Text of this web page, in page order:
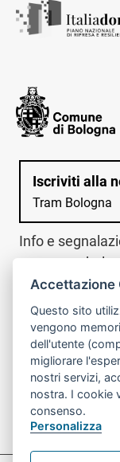
Iscriviti alla
Tram Bologna
Info e
trova infopoint
Trova l'infopoint
più vicino
Contatto
o nelle ore
Accettazione
Questo sito
vengono
dell'utente
migliorare
nostri servizi,
nostra. I cookie
consenso.
Personalizza